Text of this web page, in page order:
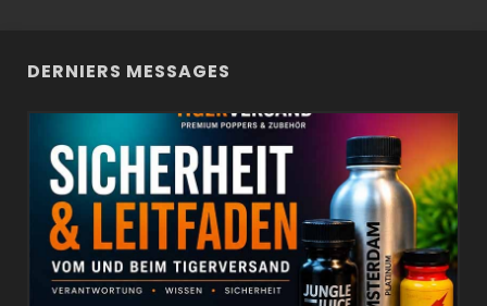
DERNIERS MESSAGES